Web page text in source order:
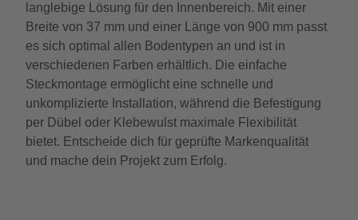
langlebige Lösung für den Innenbereich. Mit einer
Breite von 37 mm und einer Länge von 900 mm passt
es sich optimal allen Bodentypen an und ist in
verschiedenen Farben erhältlich. Die einfache
Steckmontage ermöglicht eine schnelle und
unkomplizierte Installation, während die Befestigung
per Dübel oder Klebewulst maximale Flexibilität
bietet. Entscheide dich für geprüfte Markenqualität
und mache dein Projekt zum Erfolg.